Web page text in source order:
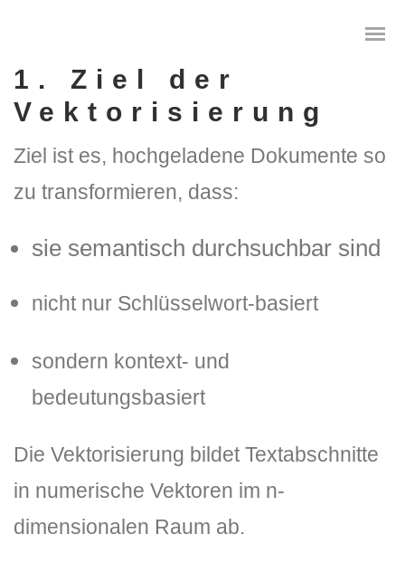
Das digitale Testament
Geräteanalyse und Datensicherung
Internetsuche
1. Ziel der
Vektorisierung
Ziel ist es, hochgeladene Dokumente so
zu transformieren, dass:
sie semantisch durchsuchbar sind
nicht nur Schlüsselwort-basiert
sondern kontext- und
bedeutungsbasiert
Die Vektorisierung bildet Textabschnitte
in numerische Vektoren im n-
dimensionalen Raum ab.